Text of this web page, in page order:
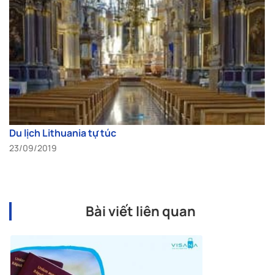
Du lịch Lithuania tự túc
23/09/2019
Bài viết liên quan